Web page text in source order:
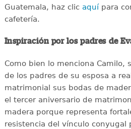
Guatemala, haz clic aquí para
cafetería.
Inspiración por los padres de
Como bien lo menciona Camilo,
de los padres de su esposa a
matrimonial sus bodas de
el tercer aniversario de
madera porque representa
resistencia del vínculo conyugal